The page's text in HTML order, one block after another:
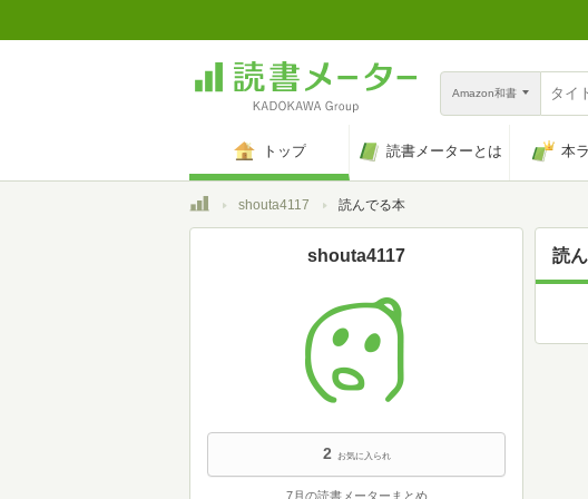
Amazon和書
トップ 読書メーターとは 本
トップshouta4117 読んでる本
読
shouta4117
2 お気に入られ
7月の読書メーターまとめ